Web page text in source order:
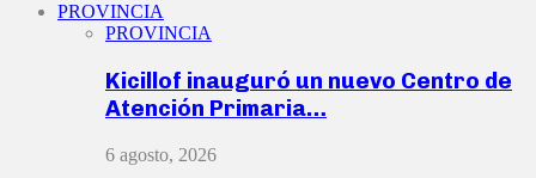
PROVINCIA
PROVINCIA
Kicillof inauguró un nuevo Centro de
Atención Primaria…
6 agosto, 2026